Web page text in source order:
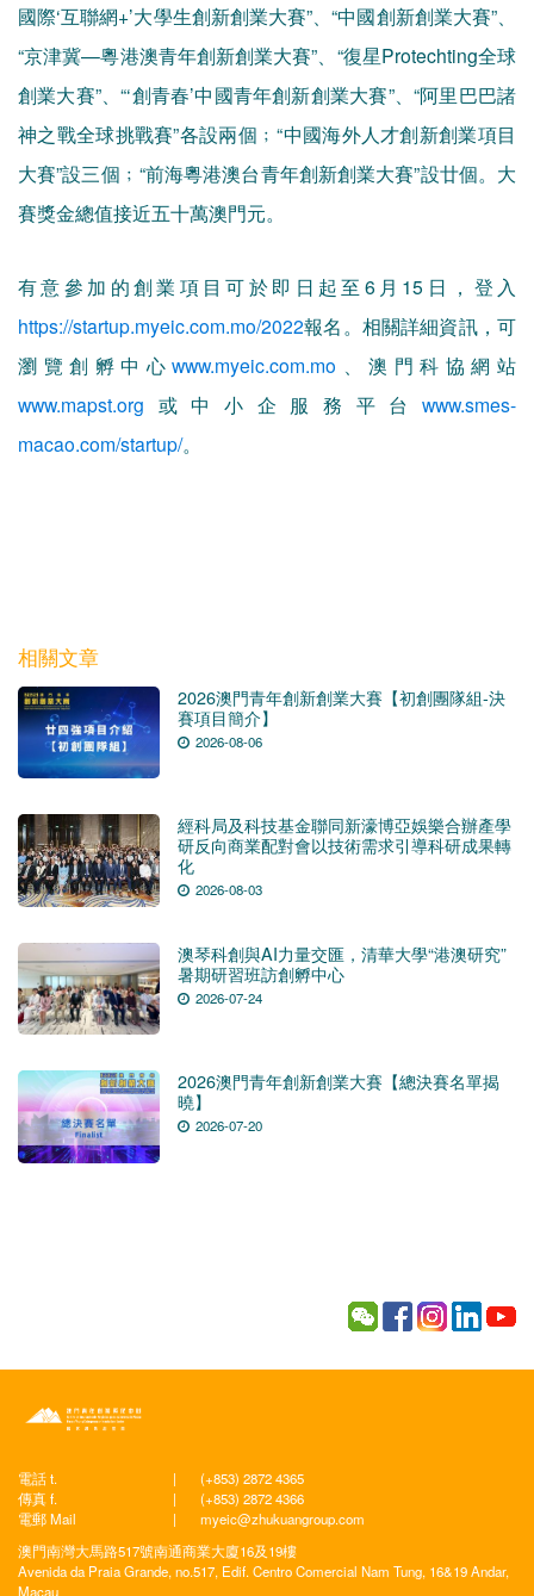
國際‘互聯網+’大學生創新創業大賽”、“中國創新創業大賽”、
“京津冀—粵港澳青年創新創業大賽”、“復星Protechting全球
創業大賽”、“‘創青春’中國青年創新創業大賽”、“阿里巴巴諸
神之戰全球挑戰賽”各設兩個﹔“中國海外人才創新創業項目
大賽”設三個﹔“前海粵港澳台青年創新創業大賽”設廿個。大
賽獎金總值接近五十萬澳門元。
有意參加的創業項目可於即日起至6月15日，登入
https://startup.myeic.com.mo/2022報名。相關詳細資訊，可
瀏覽創孵中心www.myeic.com.mo 、澳門科協網站
www.mapst.org 或中小企服務平台 www.smes-
macao.com/startup/。
相關文章
2026澳門青年創新創業大賽【初創團隊組-決
賽項目簡介】
2026-08-06
經科局及科技基金聯同新濠博亞娛樂合辦產學
研反向商業配對會以技術需求引導科研成果轉
化
2026-08-03
澳琴科創與AI力量交匯，清華大學“港澳研究”
暑期研習班訪創孵中心
2026-07-24
2026澳門青年創新創業大賽【總決賽名單揭
曉】
2026-07-20
電話 t. |
(+853) 2872 4365
傳真 f.
|
(+853) 2872 4366
電郵 Mail
|
myeic@zhukuangroup.com
澳門南灣大馬路517號南通商業大廈16及19樓
Avenida da Praia Grande, no.517, Edif. Centro Comercial Nam Tung, 16&19 Andar,
Macau